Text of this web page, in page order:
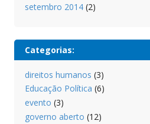
setembro 2014(2)
Categorias:
direitos humanos (3)
Educação Política (6)
evento (3)
governo aberto (12)